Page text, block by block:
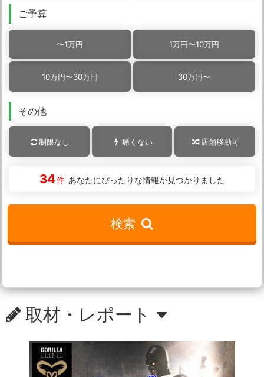
ご予算
〜1万円 1万円〜10万円
10万円〜30万円 30万円〜
その他
制限なし 痛くない 店舗移動可
34件 あなたにぴったりな情報が見つかりました
検索
取材・レポート